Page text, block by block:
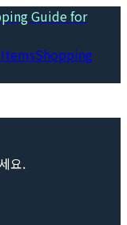
Guide for
Shopping
요.